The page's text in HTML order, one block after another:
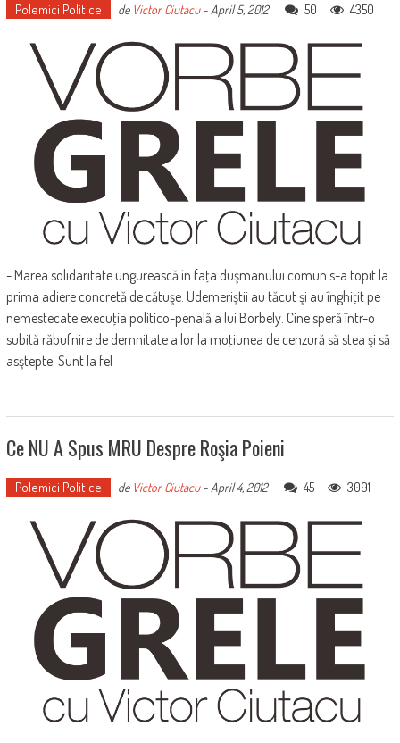
Polemici Politice de Victor Ciutacu-April 5, 2012 50 4350
- Marea solidaritate ungurească în faţa duşmanului comun s-a topit la
prima adiere concretă de cătuşe. Udemeriştii au tăcut şi au înghiţit pe
nemestecate execuţia politico-penală a lui Borbely. Cine speră într-o
subită răbufnire de demnitate a lor la moţiunea de cenzură să stea şi să
asştepte. Sunt la fel
Ce NU A Spus MRU Despre Roşia Poieni
Polemici Politice de Victor Ciutacu-April 4, 2012 45 3091